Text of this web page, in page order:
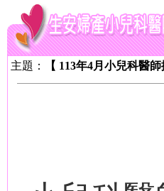
主題： 【 113年4月小兒科醫師